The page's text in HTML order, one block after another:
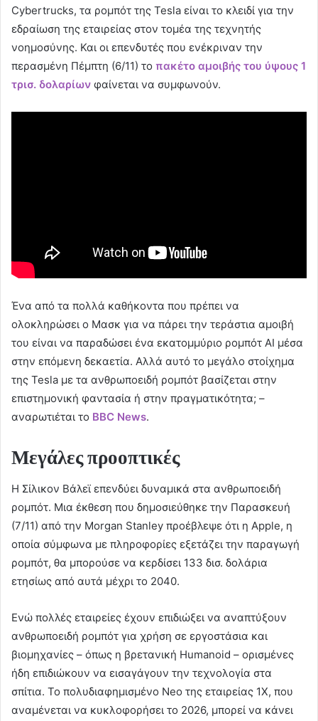
Cybertrucks, τα ρομπότ της Tesla είναι το κλειδί για την
εδραίωση της εταιρείας στον τομέα της τεχνητής
νοημοσύνης. Και οι επενδυτές που ενέκριναν την
περασμένη Πέμπτη (6/11) το πακέτο αμοιβής του ύψους 1
τρισ. δολαρίων φαίνεται να συμφωνούν.
Ένα από τα πολλά καθήκοντα που πρέπει να
ολοκληρώσει ο Μασκ για να πάρει την τεράστια αμοιβή
του είναι να παραδώσει ένα εκατομμύριο ρομπότ AI μέσα
στην επόμενη δεκαετία. Αλλά αυτό το μεγάλο στοίχημα
της Tesla με τα ανθρωποειδή ρομπότ βασίζεται στην
επιστημονική φαντασία ή στην πραγματικότητα; –
αναρωτιέται το BBC News.
Μεγάλες προοπτικές
Η Σίλικον Βάλεϊ επενδύει δυναμικά στα ανθρωποειδή
ρομπότ. Μια έκθεση που δημοσιεύθηκε την Παρασκευή
(7/11) από την Morgan Stanley προέβλεψε ότι η Apple, η
οποία σύμφωνα με πληροφορίες εξετάζει την παραγωγή
ρομπότ, θα μπορούσε να κερδίσει 133 δισ. δολάρια
ετησίως από αυτά μέχρι το 2040.
Ενώ πολλές εταιρείες έχουν επιδιώξει να αναπτύξουν
ανθρωποειδή ρομπότ για χρήση σε εργοστάσια και
βιομηχανίες – όπως η βρετανική Humanoid – ορισμένες
ήδη επιδιώκουν να εισαγάγουν την τεχνολογία στα
σπίτια. Το πολυδιαφημισμένο Neo της εταιρείας 1X, που
αναμένεται να κυκλοφορήσει το 2026, μπορεί να κάνει